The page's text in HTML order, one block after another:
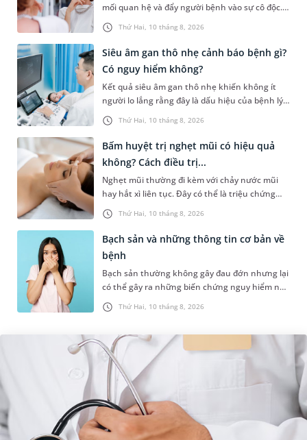
Thứ Hai, 10 tháng 8, 2026
mối quan hệ và đẩy người bệnh vào sự cô độc.
Vậy tự luyến là gì, dấu hiệu nhận biết, nguyên
nhân và điều trị tì...
Thứ Hai, 10 tháng 8, 2026
Siêu âm gan thô nhẹ cảnh báo bệnh gì?
Có nguy hiểm không?
Kết quả siêu âm gan thô nhẹ khiến không ít
người lo lắng rằng đây là dấu hiệu của bệnh lý
nguy hiểm hay chỉ là thay đổi tạm thời của gan
và có thể hồi phục....
Thứ Hai, 10 tháng 8, 2026
Bấm huyệt trị nghẹt mũi có hiệu quả
không? Cách điều trị...
Nghẹt mũi thường đi kèm với chảy nước mũi
hay hắt xì liên tục. Đây có thể là triệu chứng
của một số bệnh lý như cảm cúm, viêm mũi
xoang,... Khi bị nghẹt mũi,...
Thứ Hai, 10 tháng 8, 2026
Bạch sản và những thông tin cơ bản về
bệnh
Bạch sản thường không gây đau đớn nhưng lại
có thể gây ra những biến chứng nguy hiểm nếu
không được phát hiện và điều trị sớm. Những
thông tin dưới đây sẽ gi...